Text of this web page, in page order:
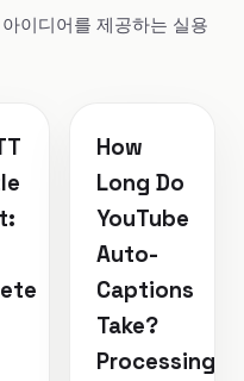
이디어를 제공하는 실용
How
Long Do
YouTube
Auto-
Captions
Take?
Processing